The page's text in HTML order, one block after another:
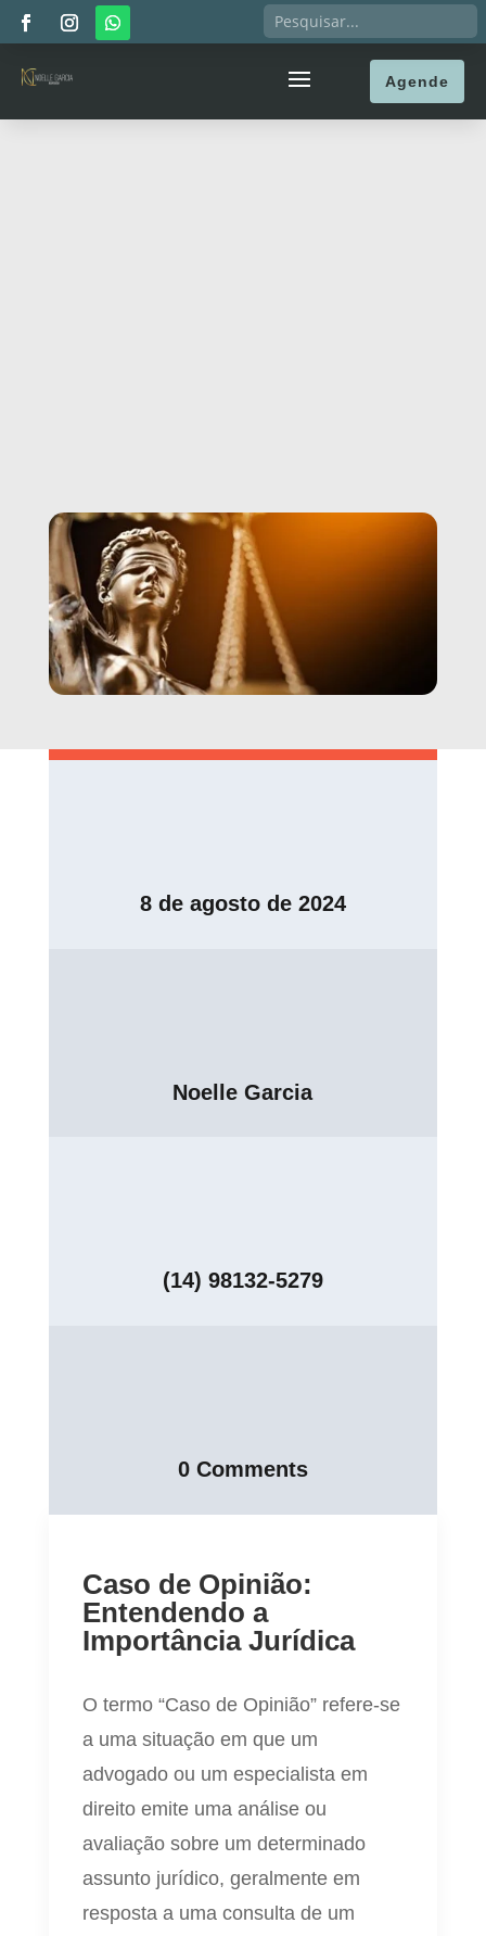
Agende
8 de agosto de 2024
Noelle Garcia
(14) 98132-5279
0 Comments
Caso de Opinião:
Entendendo a
Importância Jurídica
O termo “Caso de Opinião” refere-se
a uma situação em que um
advogado ou um especialista em
direito emite uma análise ou
avaliação sobre um determinado
assunto jurídico, geralmente em
resposta a uma consulta de um